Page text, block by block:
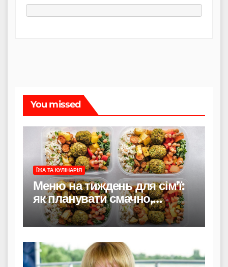
You missed
ЇЖА ТА КУЛІНАРІЯ
Меню на тиждень для сім’ї:
як планувати смачно,
економно і без стресу